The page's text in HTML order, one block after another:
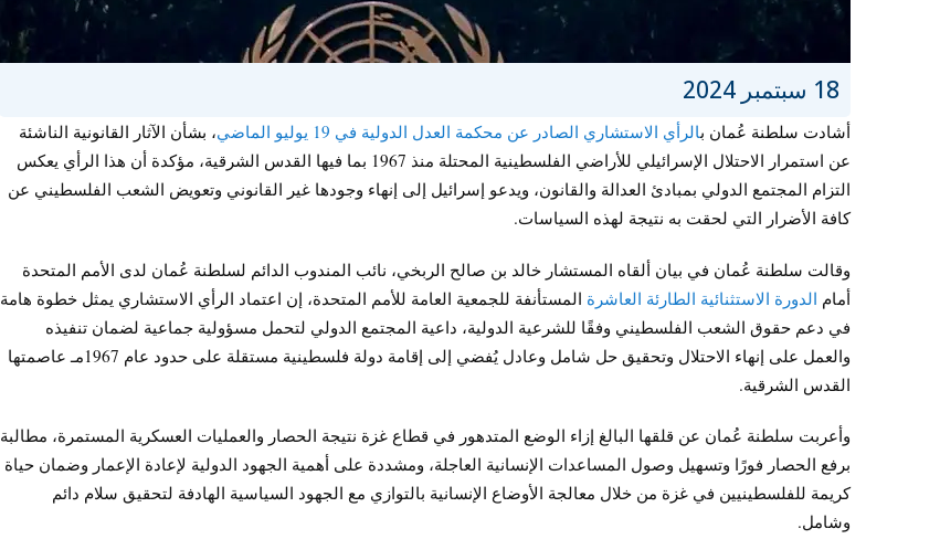
18 سبتمبر 2024
أشادت سلطنة عُمان بالرأي الاستشاري الصادر عن محكمة العدل الدولية في 19 يوليو الماضي
، بشأن الآثار القانونية الناشئة
عن استمرار الاحتلال الإسرائيلي للأراضي الفلسطينية المحتلة منذ 1967 بما فيها القدس الشرقية، مؤكدة أن هذا الرأي يعكس
التزام المجتمع الدولي بمبادئ العدالة والقانون، ويدعو إسرائيل إلى إنهاء وجودها غير القانوني وتعويض الشعب الفلسطيني عن
كافة الأضرار التي لحقت به نتيجة لهذه السياسات.
وقالت سلطنة عُمان في بيان ألقاه المستشار خالد بن صالح الربخي، نائب المندوب الدائم لسلطنة عُمان لدى الأمم المتحدة
أمام الدورة الاستثنائية الطارئة العاشرة المستأنفة للجمعية العامة للأمم المتحدة، إن اعتماد الرأي الاستشاري يمثل خطوة هامة
في دعم حقوق الشعب الفلسطيني وفقًا للشرعية الدولية، داعية المجتمع الدولي لتحمل مسؤولية جماعية لضمان تنفيذه
والعمل على إنهاء الاحتلال وتحقيق حل شامل وعادل يُفضي إلى إقامة دولة فلسطينية مستقلة على حدود عام 1967مـ عاصمتها
القدس الشرقية.
وأعربت سلطنة عُمان عن قلقها البالغ إزاء الوضع المتدهور في قطاع غزة نتيجة الحصار والعمليات العسكرية المستمرة، مطالبة
برفع الحصار فورًا وتسهيل وصول المساعدات الإنسانية العاجلة، ومشددة على أهمية الجهود الدولية لإعادة الإعمار وضمان حياة
كريمة للفلسطينيين في غزة من خلال معالجة الأوضاع الإنسانية بالتوازي مع الجهود السياسية الهادفة لتحقيق سلام دائم
وشامل.